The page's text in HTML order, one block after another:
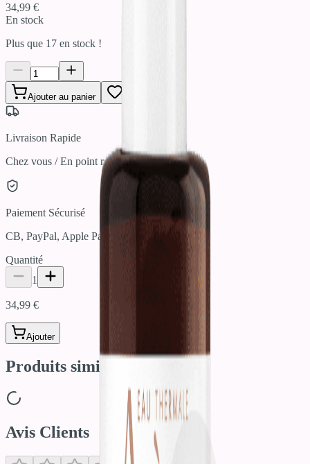
34,99 €
En stock
Plus que 17 en stock !
Ajouter au panier
Livraison Rapide
Chez vous / En point relais / Click & Collect
Paiement Sécurisé
CB, PayPal, Apple Pay
Quantité
1
34,99 €
Ajouter
Produits similaires
Avis Clients